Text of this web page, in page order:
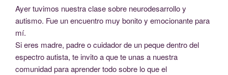
Ayer tuvimos nuestra clase sobre neurodesarrollo y
autismo. Fue un encuentro muy bonito y emocionante para
mí.
Si eres madre, padre o cuidador de un peque dentro del
espectro autista, te invito a que te unas a nuestra
comunidad para aprender todo sobre lo que el